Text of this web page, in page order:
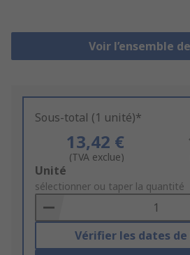
Voir l’ensemble
Sous-total (1 unité)*
13,42 €
(TVA exclue)
Add
to
Basket
Unité
sélectionner ou taper la quantité
Vérifier les dates